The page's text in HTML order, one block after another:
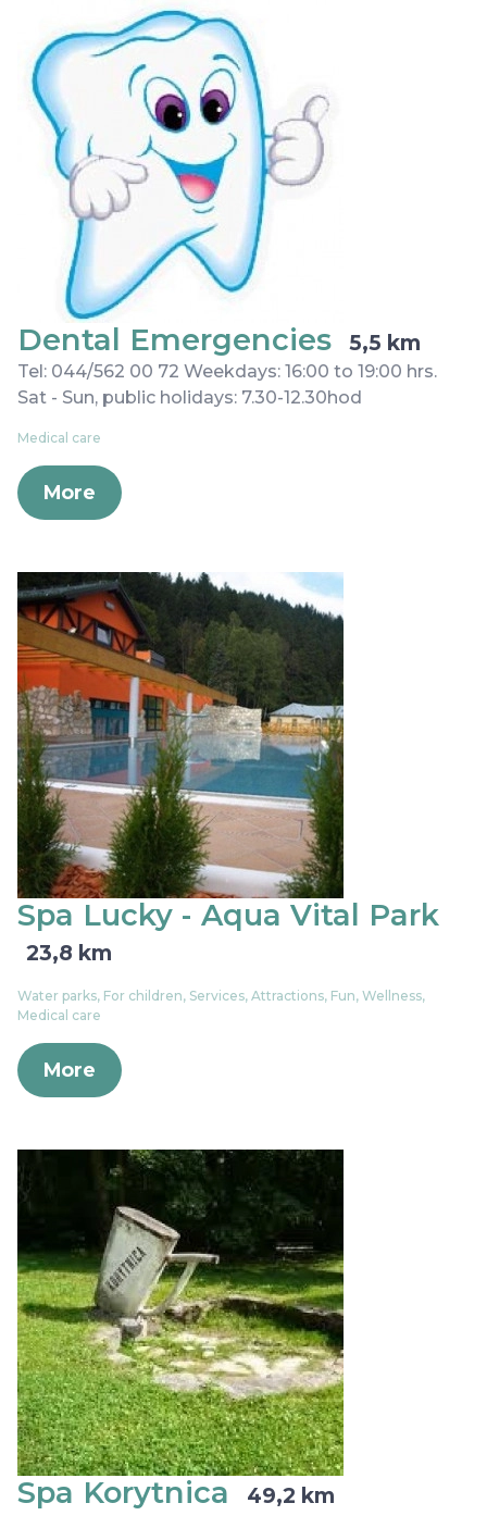
Dental Emergencies 5,5 km
Tel: 044/562 00 72 Weekdays: 16:00 to 19:00 hrs.
Sat - Sun, public holidays: 7.30-12.30hod
Medical care
More
Spa Lucky - Aqua Vital Park
23,8 km
Water parks, For children, Services, Attractions, Fun, Wellness,
Medical care
More
Spa Korytnica 49,2 km